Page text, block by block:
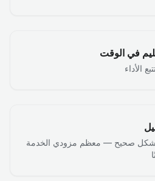
الأداء
بشكل صحيح — معظم مزودي الخدمة